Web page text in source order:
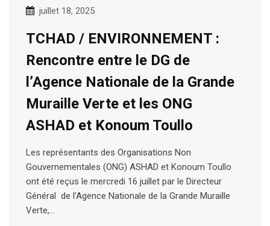
juillet 18, 2025
TCHAD / ENVIRONNEMENT :
Rencontre entre le DG de
l’Agence Nationale de la Grande
Muraille Verte et les ONG
ASHAD et Konoum Toullo
Les représentants des Organisations Non
Gouvernementales (ONG) ASHAD et Konoum Toullo
ont été reçus le mercredi 16 juillet par le Directeur
Général de l’Agence Nationale de la Grande Muraille
Verte,…